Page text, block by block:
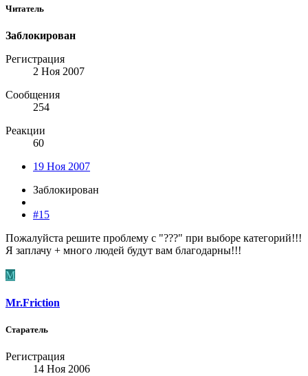
Читатель
Заблокирован
Регистрация
2 Ноя 2007
Сообщения
254
Реакции
60
19 Ноя 2007
Заблокирован
#15
Пожалуйста решите проблему с "???" при выборе категорий!!!
Я заплачу + много людей будут вам благодарны!!!
M
Mr.Friction
Старатель
Регистрация
14 Ноя 2006